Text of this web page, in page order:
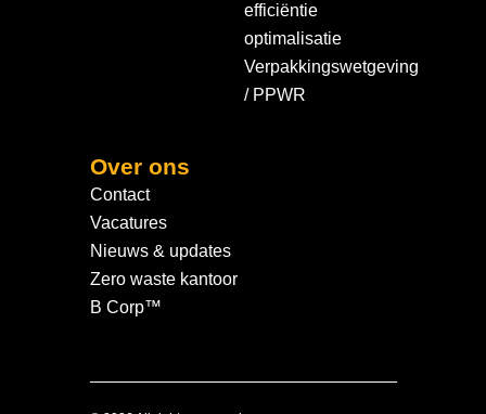
efficiëntie
optimalisatie
Verpakkingswetgeving
/ PPWR
Over ons
Contact
Vacatures
Nieuws & updates
Zero waste kantoor
B Corp™